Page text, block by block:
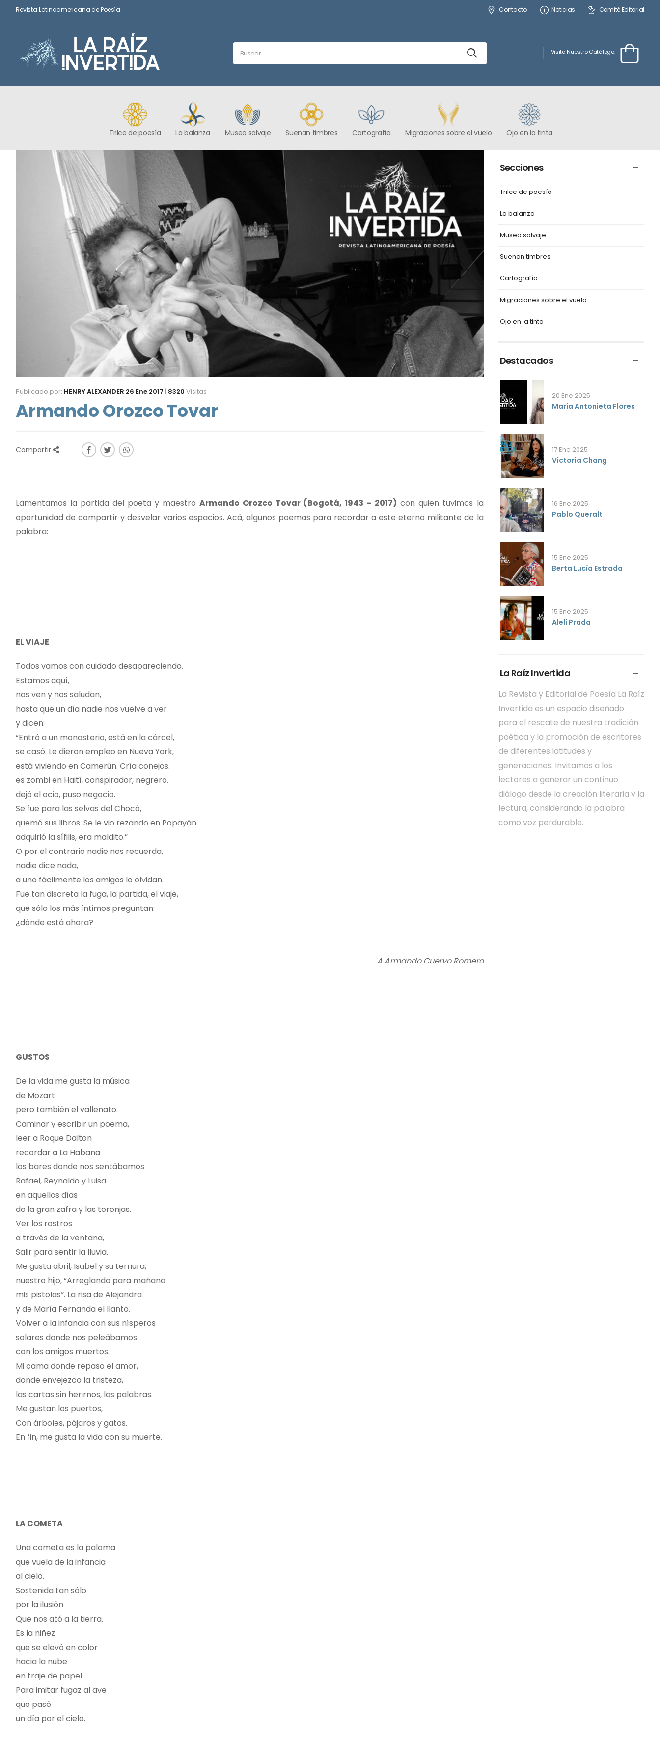
Revista Latinoamericana de Poesía Contacto Noticias Comité Editorial
Visita Nuestro Catálogo:
Trilce de poesía La balanza Museo salvaje Suenan timbres Cartografía Migraciones sobre el vuelo Ojo en la tinta
Publicado por: HENRY ALEXANDER 26 Ene 2017 | 8320 Visitas
Armando Orozco Tovar
Compartir
Lamentamos la partida del poeta y maestroArmando Orozco Tovar (Bogotá, 1943 – 2017) con quien tuvimos la
oportunidad de compartir y desvelar varios espacios. Acá, algunos poemas para recordar a este eterno militante de la
palabra:
EL VIAJE
Todos vamos con cuidado desapareciendo.
Estamos aquí,
nos ven y nos saludan,
hasta que un día nadie nos vuelve a ver
y dicen:
“Entró a un monasterio, está en la cárcel,
se casó. Le dieron empleo en Nueva York,
está viviendo en Camerún. Cría conejos.
es zombi en Haití, conspirador, negrero.
dejó el ocio, puso negocio.
Se fue para las selvas del Chocó,
quemó sus libros. Se le vio rezando en Popayán.
adquirió la sífilis, era maldito.”
O por el contrario nadie nos recuerda,
nadie dice nada,
a uno fácilmente los amigos lo olvidan.
Fue tan discreta la fuga, la partida, el viaje,
que sólo los más íntimos preguntan:
¿dónde está ahora?
A Armando Cuervo Romero
GUSTOS
De la vida me gusta la música
de Mozart
pero también el vallenato.
Caminar y escribir un poema,
leer a Roque Dalton
recordar a La Habana
los bares donde nos sentábamos
Rafael, Reynaldo y Luisa
en aquellos días
de la gran zafra y las toronjas.
Ver los rostros
a través de la ventana,
Salir para sentir la lluvia.
Me gusta abril, Isabel y su ternura,
nuestro hijo, “Arreglando para mañana
mis pistolas”. La risa de Alejandra
y de María Fernanda el llanto.
Volver a la infancia con sus nísperos
solares donde nos peleábamos
con los amigos muertos.
Mi cama donde repaso el amor,
donde envejezco la tristeza,
las cartas sin herirnos, las palabras.
Me gustan los puertos,
Con árboles, pájaros y gatos.
En fin, me gusta la vida con su muerte.
LA COMETA
Una cometa es la paloma
que vuela de la infancia
al cielo.
Sostenida tan sólo
por la ilusión
Que nos ató a la tierra.
Es la niñez
que se elevó en color
hacia la nube
en traje de papel.
Para imitar fugaz al ave
que pasó
un día por el cielo.
Secciones
Trilce de poesía
La balanza
Museo salvaje
Suenan timbres
Cartografía
Migraciones sobre el vuelo
Ojo en la tinta
Destacados
20 Ene 2025
María Antonieta Flores
17 Ene 2025
Victoria Chang
16 Ene 2025
Pablo Queralt
15 Ene 2025
Berta Lucía Estrada
15 Ene 2025
Alelí Prada
La Raíz Invertida
La Revista y Editorial de Poesía La Raíz
Invertida es un espacio diseñado
para el rescate de nuestra tradición
poética y la promoción de escritores
de diferentes latitudes y
generaciones. Invitamos a los
lectores a generar un continuo
diálogo desde la creación literaria y la
lectura, considerando la palabra
como voz perdurable.